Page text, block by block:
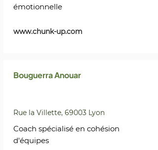
émotionnelle
www.chunk-up.com
Bouguerra Anouar
Rue la Villette, 69003 Lyon
Coach spécialisé en cohésion
d'équipes